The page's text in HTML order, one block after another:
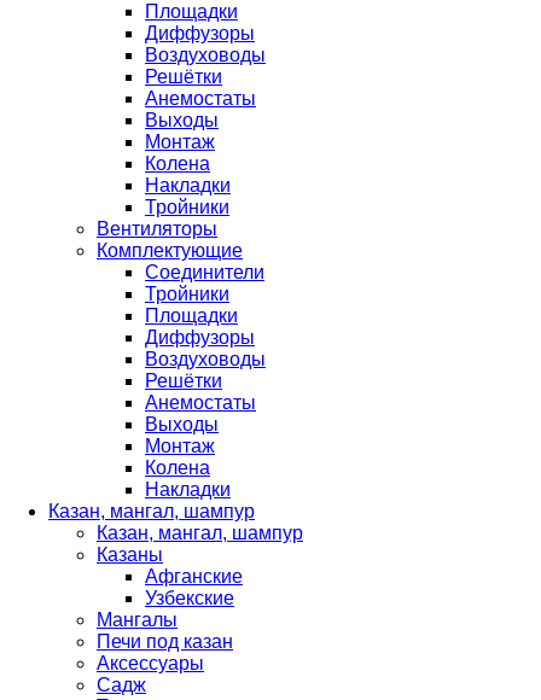
Площадки
Диффузоры
Воздуховоды
Решётки
Анемостаты
Выходы
Монтаж
Колена
Накладки
Тройники
Вентиляторы
Комплектующие
Соединители
Тройники
Площадки
Диффузоры
Воздуховоды
Решётки
Анемостаты
Выходы
Монтаж
Колена
Накладки
Казан, мангал, шампур
Казан, мангал, шампур
Казаны
Афганские
Узбекские
Мангалы
Печи под казан
Аксессуары
Садж